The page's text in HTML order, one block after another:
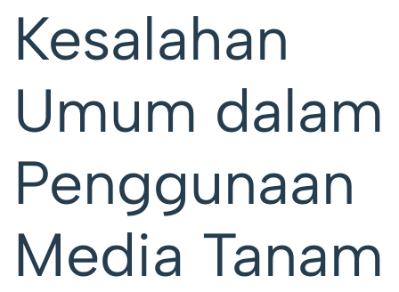
Kesalahan
Umum dalam
Penggunaan
Media Tanam